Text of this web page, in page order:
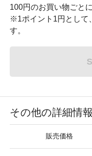
100円のお買い物ごと
※1ポイント1円として
す。
その他の詳細情報
販売価格